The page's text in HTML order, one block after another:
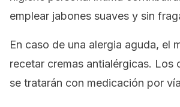
emplear jabones suaves y sin
En caso de una alergia aguda, el
recetar cremas antialérgicas. Los
se tratarán con medicación por